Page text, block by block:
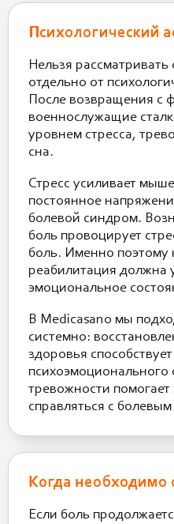
Психологический
Нельзя
отдельно от
После возвращения с
военнослужащие
уровнем стресса,
сна.
Стресс усиливает
постоянное
болевой синдром.
боль провоцирует
боль. Именно поэтому
реабилитация должна
эмоциональное
В Medicasano мы
системно:
здоровья
психоэмоционального
тревожности
справляться с
Когда необходимо
Если боль